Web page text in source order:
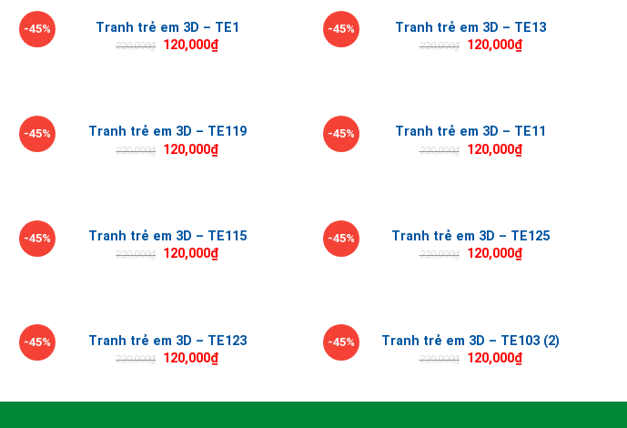
-45% Tranh trẻ em 3D – TE1
220,000₫ 120,000₫
-45% Tranh trẻ em 3D – TE13
220,000₫ 120,000₫
-45% Tranh trẻ em 3D – TE119
220,000₫ 120,000₫
-45% Tranh trẻ em 3D – TE11
220,000₫ 120,000₫
-45% Tranh trẻ em 3D – TE115
220,000₫ 120,000₫
-45% Tranh trẻ em 3D – TE125
220,000₫ 120,000₫
-45% Tranh trẻ em 3D – TE123
220,000₫ 120,000₫
-45% Tranh trẻ em 3D – TE103 (2)
220,000₫ 120,000₫